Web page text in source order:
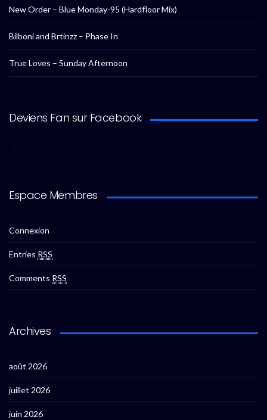
New Order – Blue Monday-95 (Hardfloor Mix)
Bilboni and Brtinzz – Phase In
True Loves – Sunday Afternoon
Deviens Fan sur Facebook
Espace Membres
Connexion
Entries RSS
Comments RSS
Archives
août 2026
juillet 2026
juin 2026